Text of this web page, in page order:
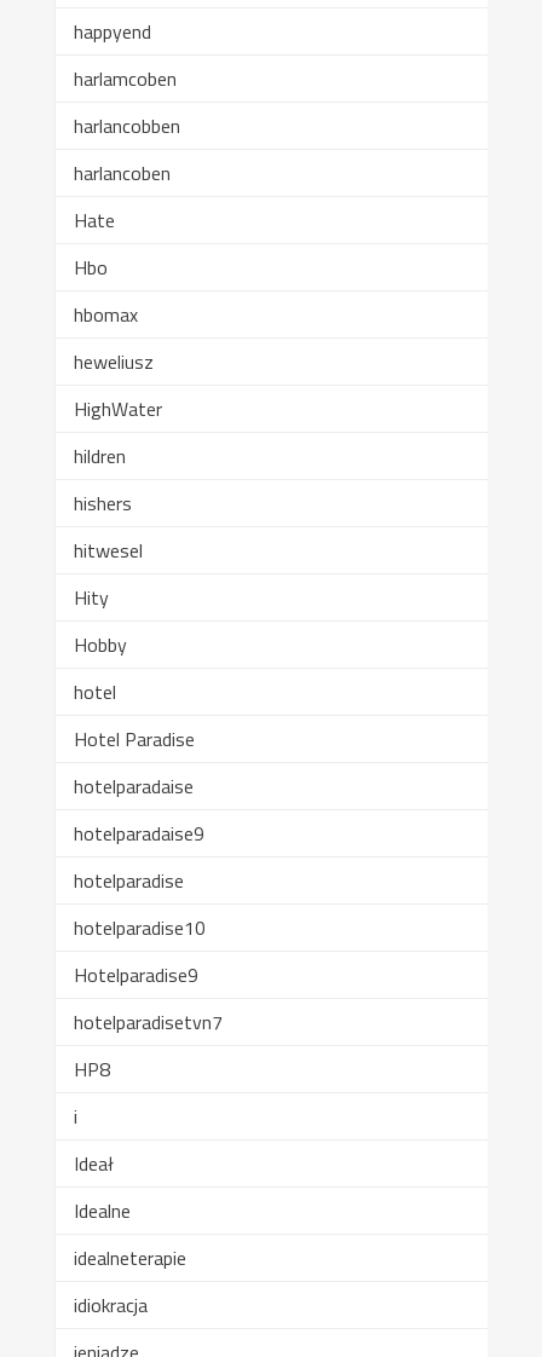
happyend
harlamcoben
harlancobben
harlancoben
Hate
Hbo
hbomax
heweliusz
HighWater
hildren
hishers
hitwesel
Hity
Hobby
hotel
Hotel Paradise
hotelparadaise
hotelparadaise9
hotelparadise
hotelparadise10
Hotelparadise9
hotelparadisetvn7
HP8
i
Ideał
Idealne
idealneterapie
idiokracja